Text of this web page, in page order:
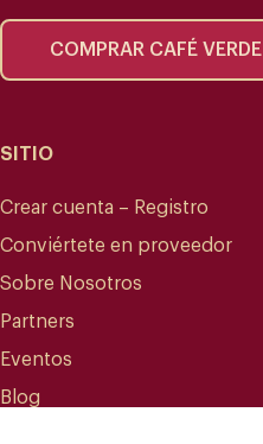
COMPRAR CAFÉ VERDE
SITIO
Crear cuenta – Registro
Conviértete en proveedor
Sobre Nosotros
Partners
Eventos
Blog